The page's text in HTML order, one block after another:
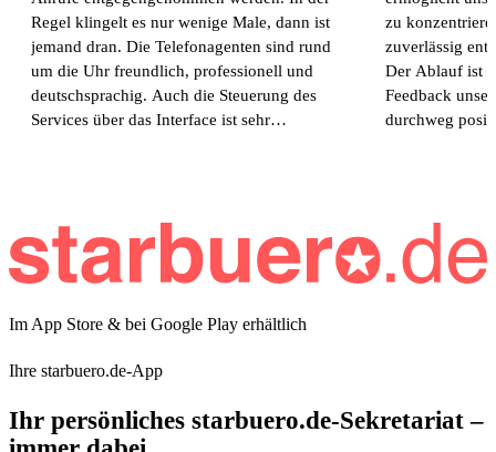
Regel klingelt es nur wenige Male, dann ist
jemand dran. Die Telefonagenten sind rund
um die Uhr freundlich, professionell und
deutschsprachig. Auch die Steuerung des
Services über das Interface ist sehr
inzwischen sogar Teile unseres Geschäfts,
insbesondere den Bereich Buchungen,
24 Stunden am Tag, 365 Tage im Jahr. Für
uns ist das eine enorme Entlastung. Starbüro
hält uns den Rücken frei und ermöglicht
unserem eigenen Personal in dieser Form
nicht abdecken könnten. Und das alles zu
zu
zuverlässig
Der Ablauf ist
Feedback
durchweg
Im App Store & bei Google Play erhältlich
Ihre starbuero.de-App
Ihr persönliches starbuero.de-Sekretariat –